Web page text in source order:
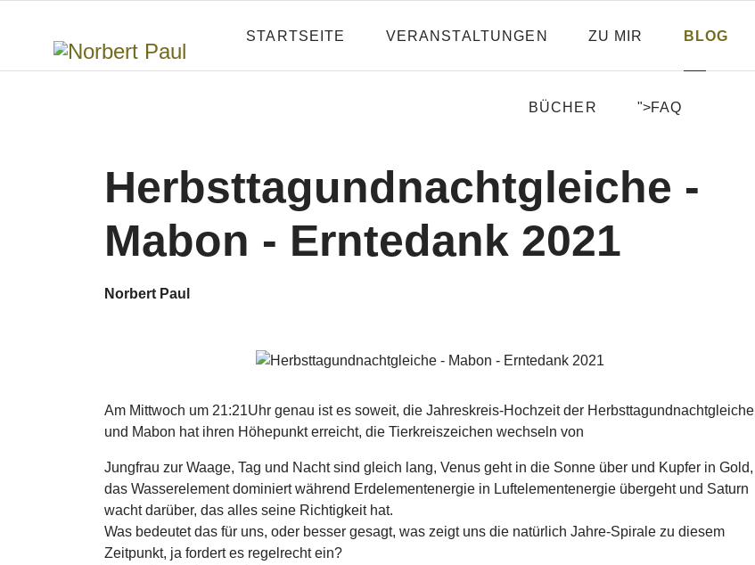
STARTSEITE VERANSTALTUNGEN ZU MIR BLOG
BÜCHER ">FAQ
Herbsttagundnachtgleiche -
Mabon - Erntedank 2021
Norbert Paul
Am Mittwoch um 21:21Uhr genau ist es soweit, die Jahreskreis-Hochzeit der Herbsttagundnachtgleiche
und Mabon hat ihren Höhepunkt erreicht, die Tierkreiszeichen wechseln von
Jungfrau zur Waage, Tag und Nacht sind gleich lang, Venus geht in die Sonne über und Kupfer in Gold,
das Wasserelement dominiert während Erdelementenergie in Luftelementenergie übergeht und Saturn
wacht darüber, das alles seine Richtigkeit hat.
Was bedeutet das für uns, oder besser gesagt, was zeigt uns die natürlich Jahre-Spirale zu diesem
Zeitpunkt, ja fordert es regelrecht ein?